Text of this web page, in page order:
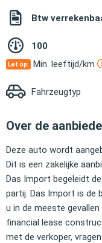
Btw
100
Let op: Min. leeftijd/km
Fahrzeugtyp
Over de
Deze auto wordt
Dit is een zakelijke
Das Import begeleidt
partij. Das Import is de
u in de meeste
financial lease
met de verkoper,